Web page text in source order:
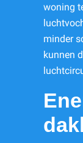
woning
minder
kunnen